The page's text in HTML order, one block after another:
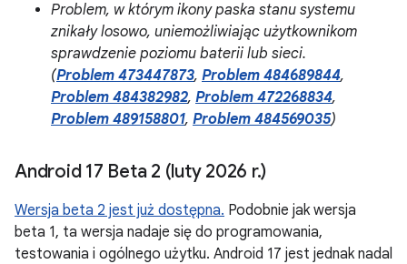
Problem, w którym ikony paska stanu systemu
znikały losowo, uniemożliwiając użytkownikom
sprawdzenie poziomu baterii lub sieci.
(Problem 473447873, Problem 484689844,
Problem 484382982, Problem 472268834,
Problem 489158801, Problem 484569035)
Android 17 Beta 2 (luty 2026 r.)
Wersja beta 2 jest już dostępna. Podobnie jak wersja
beta 1, ta wersja nadaje się do programowania,
testowania i ogólnego użytku. Android 17 jest jednak nadal